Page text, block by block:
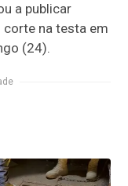
a publicar
corte na testa em
(24).